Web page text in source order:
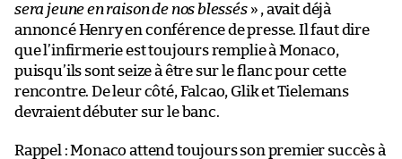
sera jeune en raison de nos blessés» , avait déjà
annoncé Henry en conférence de presse. Il faut dire
que l’infirmerie est toujours remplie à Monaco,
puisqu’ils sont seize à être sur le flanc pour cette
rencontre. De leur côté, Falcao, Glik et Tielemans
devraient débuter sur le banc.
Rappel : Monaco attend toujours son premier succès à